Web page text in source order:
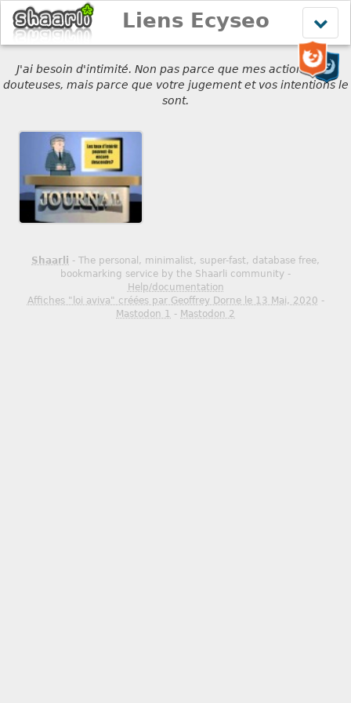
le
menu
Liens Ecyseo
J'ai besoin d'intimité. Non pas parce que mes actions sont
douteuses, mais parce que votre jugement et vos intentions le
sont.
Shaarli - The personal, minimalist, super-fast, database free,
bookmarking service by the Shaarli community -
Help/documentation
Affiches "loi aviva" créées par Geoffrey Dorne le 13 Mai, 2020 -
Mastodon 1 - Mastodon 2